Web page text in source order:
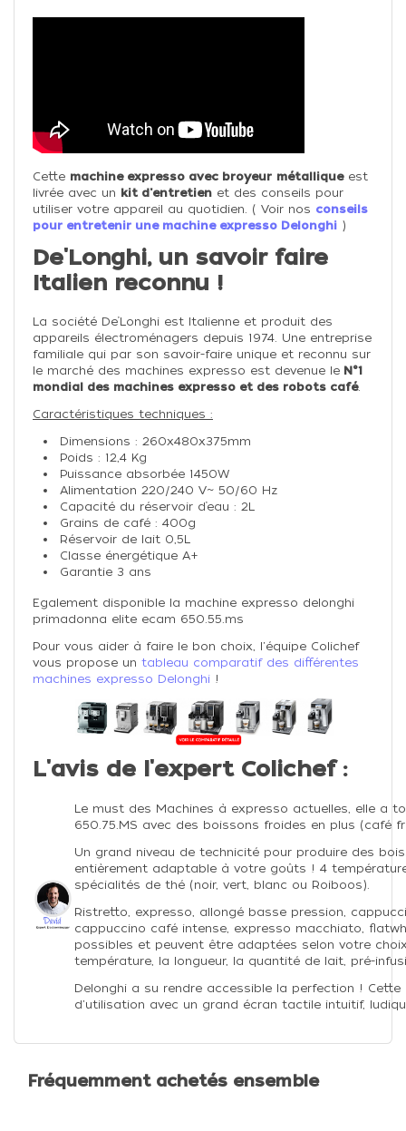
Cette machine expresso avec broyeur métalliqueest
livrée avec un kit d'entretien et des conseils pour
utiliser votre appareil au quotidien. ( Voir nos conseils
pour entretenir une machine expresso Delonghi )
De'Longhi, un savoir faire
Italien reconnu !
La société De’Longhi est Italienne et produit des
appareils électroménagers depuis 1974. Une entreprise
familiale qui par son savoir-faire unique et reconnu sur
le marché des machines expresso est devenue le N°1
mondial des machines expresso et des robots café.
Caractéristiques techniques :
Dimensions : 260x480x375mm
Poids : 12,4 Kg
Puissance absorbée 1450W
Alimentation 220/240 V~ 50/60 Hz
Capacité du réservoir d’eau : 2L
Grains de café : 400g
Réservoir de lait 0,5L
Classe énergétique A+
Garantie 3 ans
Egalement disponible la machine expresso delonghi
primadonna elite ecam 650.55.ms
Pour vous aider à faire le bon choix, l'équipe Colichef
vous propose un tableau comparatif des différentes
machines expresso Delonghi !
L'avis de l'expert Colichef :
Le must des Machines à expresso actuelles, elle a
650.75.MS avec des boissons froides en plus (café
Un grand niveau de technicité pour produire des
entièrement adaptable à votre goûts ! 4
spécialités de thé (noir, vert, blanc ou Roiboos).
Ristretto, expresso, allongé basse pression,
cappuccino café intense, expresso macchiato,
possibles et peuvent être adaptées selon votre
température, la longueur, la quantité de lait, pré-
Delonghi a su rendre accessible la perfection !
d'utilisation avec un grand écran tactile intuitif,
Fréquemment achetés ensemble